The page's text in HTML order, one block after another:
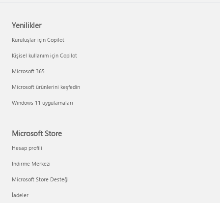
Yenilikler
Kuruluşlar için Copilot
Kişisel kullanım için Copilot
Microsoft 365
Microsoft ürünlerini keşfedin
Windows 11 uygulamaları
Microsoft Store
Hesap profili
İndirme Merkezi
Microsoft Store Desteği
İadeler